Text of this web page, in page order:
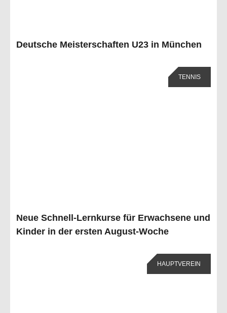
Deutsche Meisterschaften U23 in München
TENNIS
Neue Schnell-Lernkurse für Erwachsene und
Kinder in der ersten August-Woche
HAUPTVEREIN